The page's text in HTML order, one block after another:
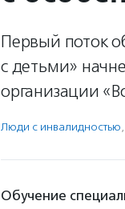
Первый поток
с детьми»
организации
Люди с инвалидностью,
Обучение